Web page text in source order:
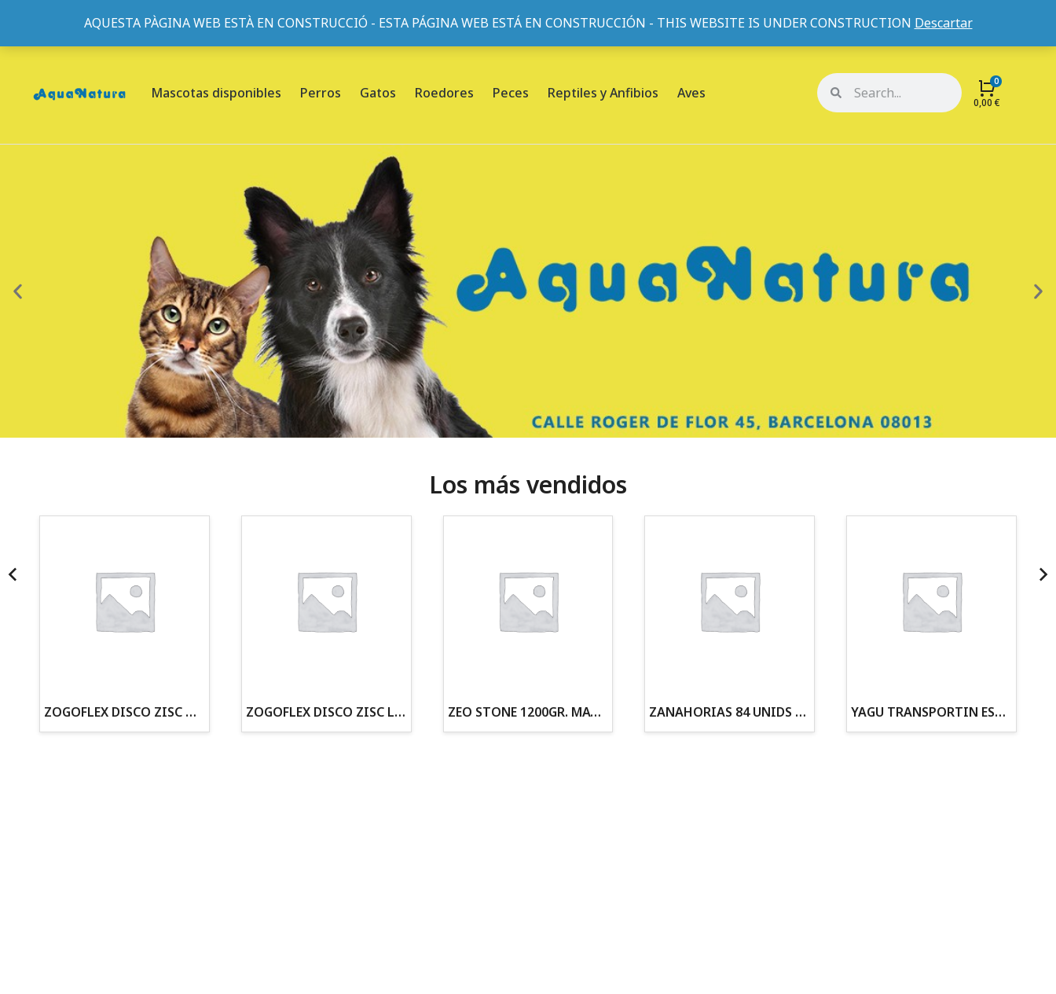
AQUESTA PÀGINA WEB ESTÀ EN CONSTRUCCIÓ - ESTA PÁGINA WEB ESTÁ EN CONSTRUCCIÓN - THIS WEBSITE IS UNDER CONSTRUCTION Descartar
933095977-933152057-933103463- C/ de Roger de Flor, 45, L'Eixample, 08013 Barcelona |Sobre nosotros Mi cuenta Mis pedidos
Mascotas disponibles Perros Gatos Roedores Peces Reptiles y Anfibios Aves
0,00€
¡Somos Aquanatura!
· Cachorros supervisados por equipo veterinario
· Asesoramiento profesional personalizado
Los más vendidos
ZOGOFLEX DISCO ZISC MINI (16CM) FLUORESCENTE ZOGOFLEX DISCO ZISC L (21.6CM) FLUORESCENTE ZEO STONE 1200GR. MATERIAL FILTRANTE ZANAHORIAS 84 UNIDS EN DISPLAY YAGU TRANSPORTIN ESPUMA CAMUFLAJE Nº1 36x30x28